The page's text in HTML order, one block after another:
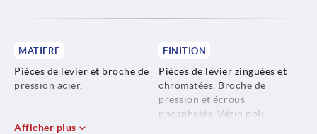
MATIÈRE
Pièces de levier et broche de
pression acier.
FINITION
Pièces de levier zinguées et
chromatées. Broche de
pression et écrous
phosphatés. Vérin poli.
Afficher plus